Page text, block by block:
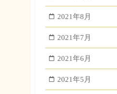
2021年8月
2021年7月
2021年6月
2021年5月